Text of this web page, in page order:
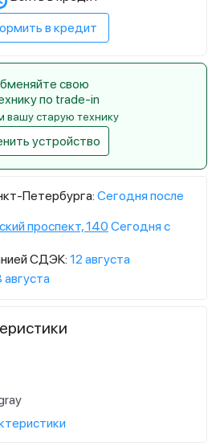
Петербурга: Сегодня после
проспект, 140 Сегодня с
СДЭК: 12 августа
августа
в кредит
свою
по trade-in
вашу старую технику
устройство